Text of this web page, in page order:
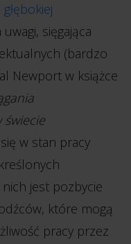
sięgająca
(bardzo
Newport w książce
w stan pracy
jest pozbycie
które mogą
pracy przez